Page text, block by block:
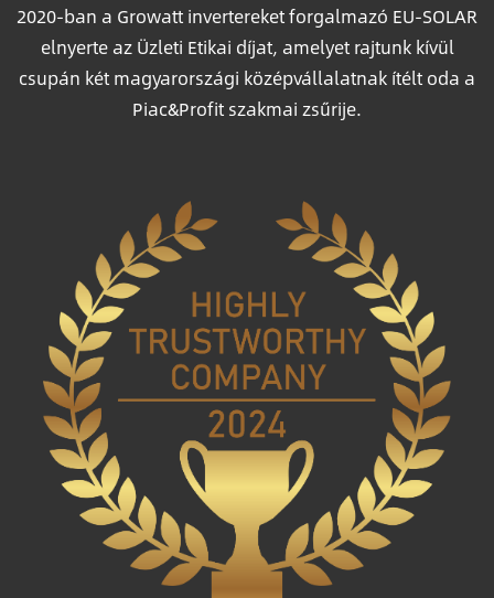
2020-ban a Growatt invertereket forgalmazó EU-SOLAR
elnyerte az Üzleti Etikai díjat, amelyet rajtunk kívül
csupán két magyarországi középvállalatnak ítélt oda a
Piac&Profit szakmai zsűrije.